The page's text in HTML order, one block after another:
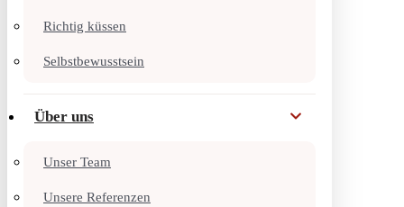
Richtig küssen
Selbstbewusstsein
Über uns
Unser Team
Unsere Referenzen